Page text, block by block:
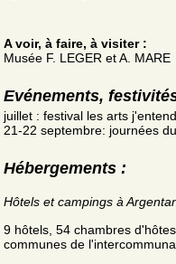
A voir, à faire, à visiter :
Musée F. LEGER et A. MARE
Evénements,
juillet : festival les arts
21-22 septembre: journées
Hébergements :
Hôtels et campings à
9 hôtels, 54 chambres
communes de